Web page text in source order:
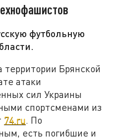
футбольную
территории Брянской
атаки
сил Украины
спортсменами из
74.ru. По
есть погибшие и